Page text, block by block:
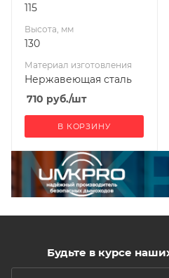
115
Высота, мм
130
Материал изготовления
Нержавеющая сталь
710 руб./шт
В КОРЗИНУ
Будьте в курсе